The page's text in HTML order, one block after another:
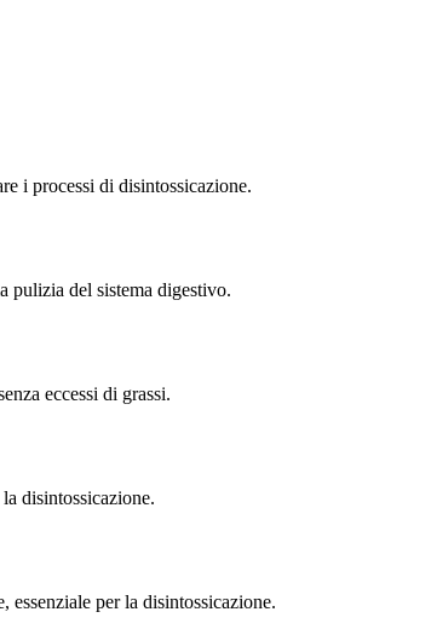
i processi di disintossicazione.
pulizia del sistema digestivo.
eccessi di grassi.
disintossicazione.
essenziale per la disintossicazione.